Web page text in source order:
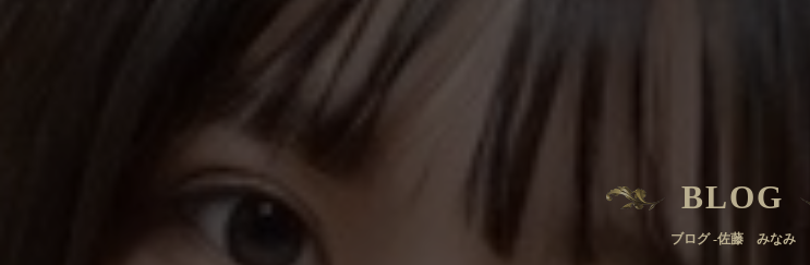
BLOG
ブログ -佐藤 みなみ